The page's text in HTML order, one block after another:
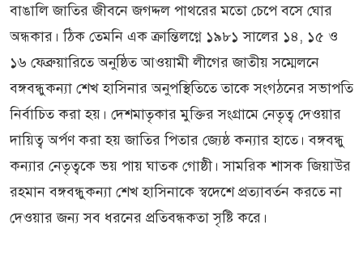
বাঙালি জাতির জীবনে জগদ্দল পাথরের মতো চেপে বসে ঘোর
অন্ধকার। ঠিক তেমনি এক ক্রান্তিলগ্নে ১৯৮১ সালের ১৪, ১৫ ও
১৬ ফেব্রুয়ারিতে অনুষ্ঠিত আওয়ামী লীগের জাতীয় সম্মেলনে
বঙ্গবন্ধুকন্যা শেখ হাসিনার অনুপস্থিতিতে তাকে সংগঠনের সভাপতি
নির্বাচিত করা হয়। দেশমাতৃকার মুক্তির সংগ্রামে নেতৃত্ব দেওয়ার
দায়িত্ব অর্পণ করা হয় জাতির পিতার জ্যেষ্ঠ কন্যার হাতে। বঙ্গবন্ধু
কন্যার নেতৃত্বকে ভয় পায় ঘাতক গোষ্ঠী। সামরিক শাসক জিয়াউর
রহমান বঙ্গবন্ধুকন্যা শেখ হাসিনাকে স্বদেশে প্রত্যাবর্তন করতে না
দেওয়ার জন্য সব ধরনের প্রতিবন্ধকতা সৃষ্টি করে।